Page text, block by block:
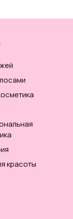
красоты